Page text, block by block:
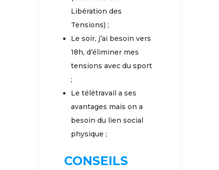
Libération des
Tensions) ;
Le soir, j’ai besoin vers
18h, d’éliminer mes
tensions avec du sport
;
Le télétravail a ses
avantages mais on a
besoin du lien social
physique ;
CONSEILS